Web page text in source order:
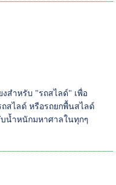
งสำหรับ "รถสไลด์" เพื่อ
สไลด์ หรือรถยกพื้นสไลด์
บน้ำหนักมหาศาลในทุกๆ